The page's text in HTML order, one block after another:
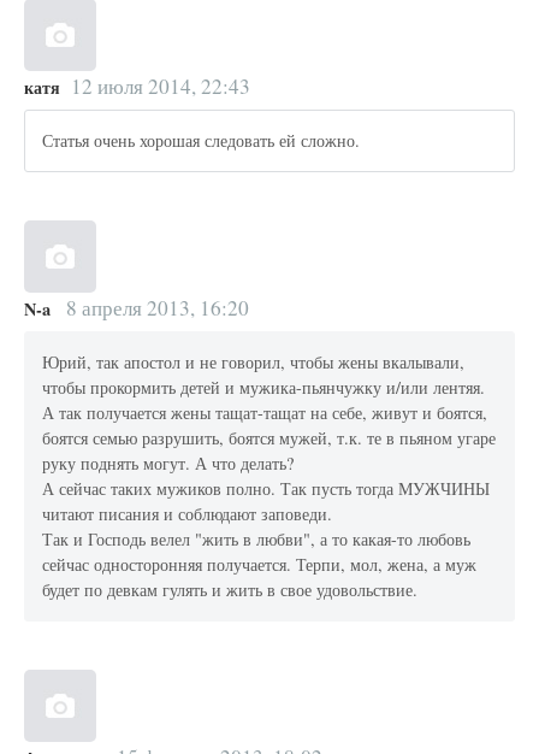
катя 12 июля 2014, 22:43
Статья очень хорошая следовать ей сложно.
N-a 8 апреля 2013, 16:20
Юрий, так апостол и не говорил, чтобы жены вкалывали,
чтобы прокормить детей и мужика-пьянчужку и/или лентяя.
А так получается жены тащат-тащат на себе, живут и боятся,
боятся семью разрушить, боятся мужей, т.к. те в пьяном угаре
руку поднять могут. А что делать?
А сейчас таких мужиков полно. Так пусть тогда МУЖЧИНЫ
читают писания и соблюдают заповеди.
Так и Господь велел "жить в любви", а то какая-то любовь
сейчас односторонняя получается. Терпи, мол, жена, а муж
будет по девкам гулять и жить в свое удовольствие.